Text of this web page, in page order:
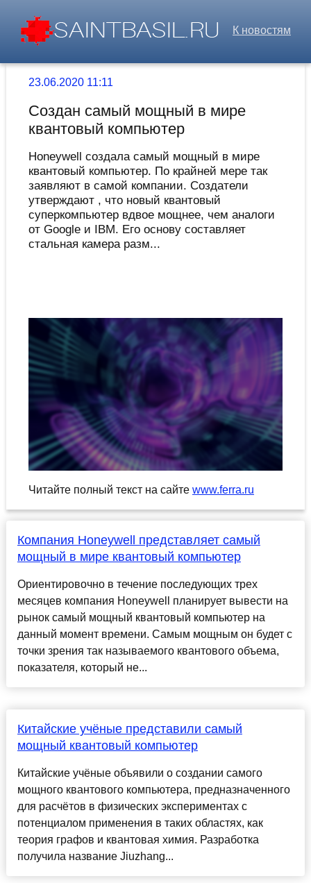
К новостям
23.06.2020 11:11
Создан самый мощный в мире
квантовый компьютер
Honeywell создала самый мощный в мире
квантовый компьютер. По крайней мере так
заявляют в самой компании. Создатели
утверждают , что новый квантовый
суперкомпьютер вдвое мощнее, чем аналоги
от Google и IBM. Его основу составляет
стальная камера разм...
Читайте полный текст на сайте www.ferra.ru
Компания Honeywell представляет самый
мощный в мире квантовый компьютер
Ориентировочно в течение последующих трех
месяцев компания Honeywell планирует вывести на
рынок самый мощный квантовый компьютер на
данный момент времени. Самым мощным он будет с
точки зрения так называемого квантового объема,
показателя, который не...
Китайские учёные представили самый
мощный квантовый компьютер
Китайские учёные объявили о создании самого
мощного квантового компьютера, предназначенного
для расчётов в физических экспериментах с
потенциалом применения в таких областях, как
теория графов и квантовая химия. Разработка
получила название Jiuzhang...